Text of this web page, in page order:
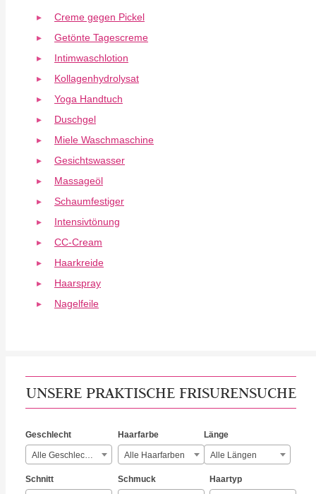
Creme gegen Pickel
Getönte Tagescreme
Intimwaschlotion
Kollagenhydrolysat
Yoga Handtuch
Duschgel
Miele Waschmaschine
Gesichtswasser
Massageöl
Schaumfestiger
Intensivtönung
CC-Cream
Haarkreide
Haarspray
Nagelfeile
UNSERE PRAKTISCHE FRISURENSUCHE
Geschlecht
Alle Geschlechter
Haarfarbe
Alle Haarfarben
Länge
Alle Längen
Schnitt Schmuck Haartyp